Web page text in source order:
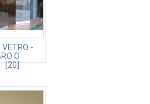
VETRO -
O
[20]